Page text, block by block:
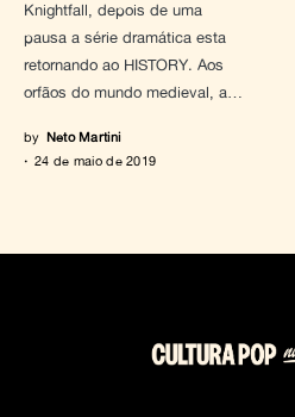
Knightfall, depois de uma
pausa a série dramática esta
retornando ao HISTORY. Aos
orfãos do mundo medieval, a…
by Neto Martini
24 de maio de 2019